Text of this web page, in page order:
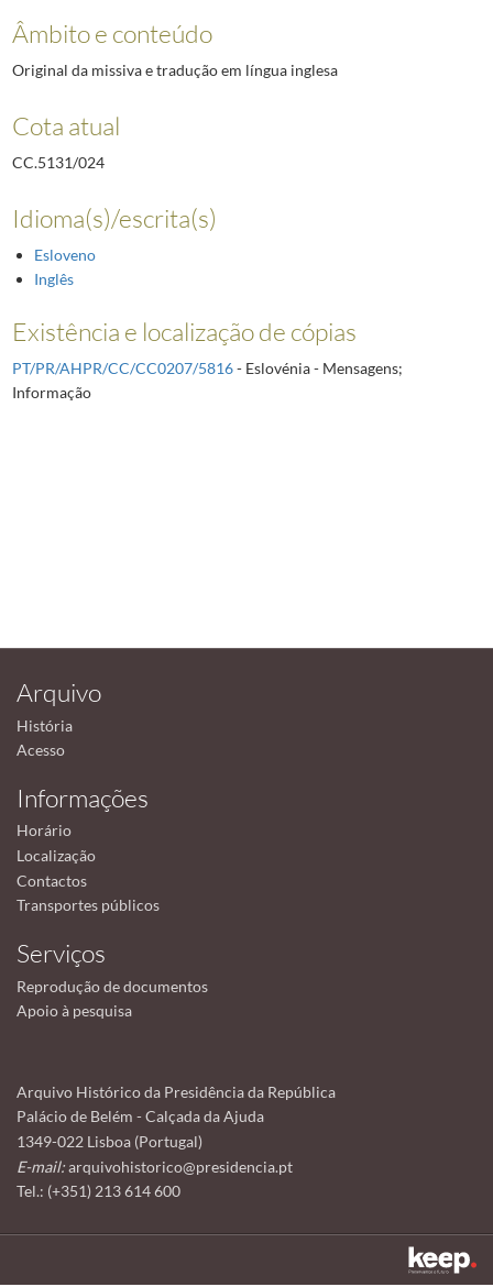
Âmbito e conteúdo
Original da missiva e tradução em língua inglesa
Cota atual
CC.5131/024
Idioma(s)/escrita(s)
Esloveno
Inglês
Existência e localização de cópias
PT/PR/AHPR/CC/CC0207/5816- Eslovénia - Mensagens;
Informação
Arquivo
História
Acesso
Informações
Horário
Localização
Contactos
Transportes públicos
Serviços
Reprodução de documentos
Apoio à pesquisa
Arquivo Histórico da Presidência da República
Palácio de Belém - Calçada da Ajuda
1349-022 Lisboa (Portugal)
E-mail:arquivohistorico@presidencia.pt
Tel.: (+351) 213 614 600